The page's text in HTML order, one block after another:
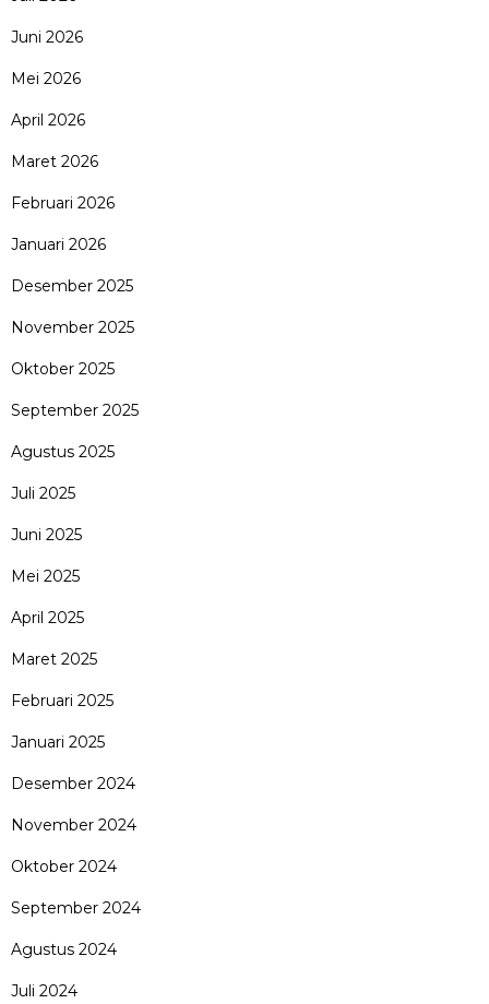
Juni 2026
Mei 2026
April 2026
Maret 2026
Februari 2026
Januari 2026
Desember 2025
November 2025
Oktober 2025
September 2025
Agustus 2025
Juli 2025
Juni 2025
Mei 2025
April 2025
Maret 2025
Februari 2025
Januari 2025
Desember 2024
November 2024
Oktober 2024
September 2024
Agustus 2024
Juli 2024